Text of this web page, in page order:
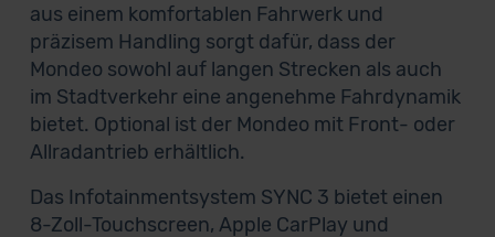
aus einem komfortablen Fahrwerk und
präzisem Handling sorgt dafür, dass der
Mondeo sowohl auf langen Strecken als auch
im Stadtverkehr eine angenehme Fahrdynamik
bietet. Optional ist der Mondeo mit Front- oder
Allradantrieb erhältlich.
Das Infotainmentsystem SYNC 3 bietet einen
8-Zoll-Touchscreen, Apple CarPlay und